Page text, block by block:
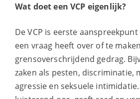
Wat doet een VCP eigenlijk?
De VCP is eerste
een vraag heeft over of te
grensoverschrijdend gedrag.
zaken als pesten, discriminatie,
agressie en seksuele